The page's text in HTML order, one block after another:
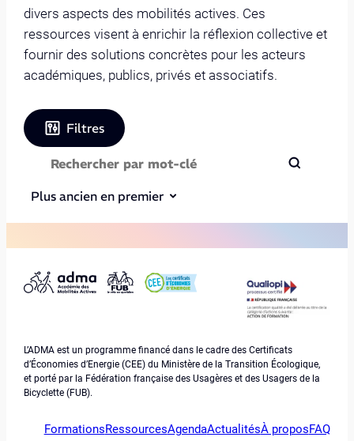
divers aspects des mobilités actives. Ces
ressources visent à enrichir la réflexion collective et
fournir des solutions concrètes pour les acteurs
académiques, publics, privés et associatifs.
Filtres
Plus ancien en premier
L’ADMA est un programme financé dans le cadre des Certificats
d’Économies d’Energie (CEE) du Ministère de la Transition Écologique,
et porté par la Fédération française des Usagères et des Usagers de la
Bicyclette (FUB).
FormationsRessourcesAgendaActualitésÀ proposFAQ